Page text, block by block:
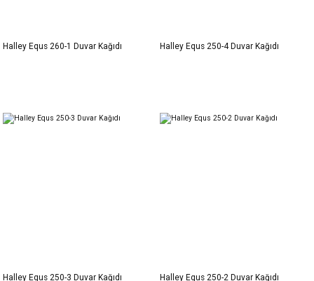
Halley Equs 260-1 Duvar Kağıdı Halley Equs 250-4 Duvar Kağıdı
Halley Equs 250-3 Duvar Kağıdı Halley Equs 250-2 Duvar Kağıdı